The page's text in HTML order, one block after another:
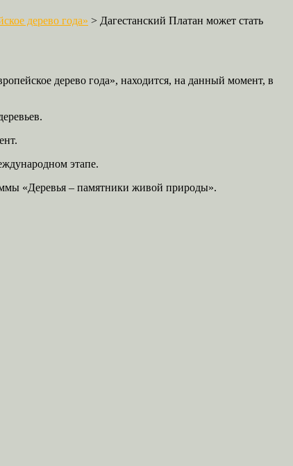
дерево года» > Дагестанский Платан может стать
дерево года», находится, на данный момент, в
этапе.
«Деревья – памятники живой природы».